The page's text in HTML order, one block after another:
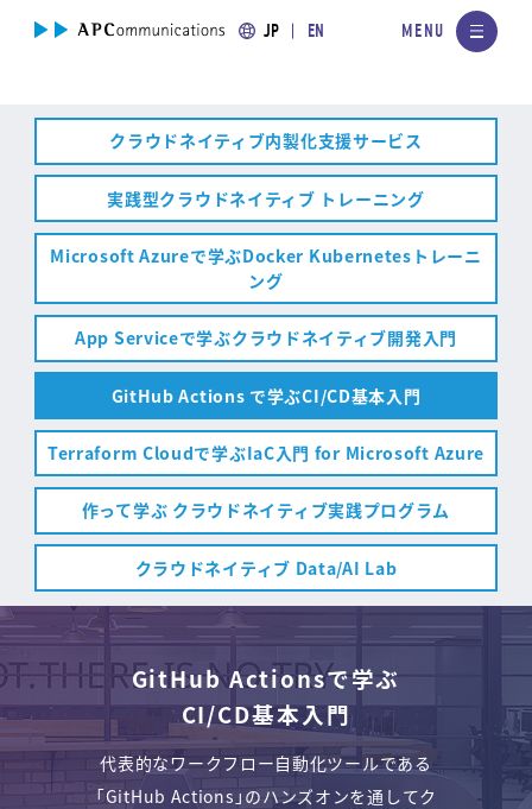
JP EN
クラウドネイティブ内製化支援サービス
実践型クラウドネイティブ トレーニング
Microsoft Azureで学ぶDocker Kubernetesトレーニ
ング
App Serviceで学ぶクラウドネイティブ開発入門
GitHub Actions で学ぶCI/CD基本入門
Terraform Cloudで学ぶIaC入門 for Microsoft Azure
作って学ぶ クラウドネイティブ実践プログラム
クラウドネイティブ Data/AI Lab
GitHub Actionsで学ぶ
CI/CD基本入門
代表的なワークフロー自動化ツールである
「GitHub Actions」のハンズオンを通してク